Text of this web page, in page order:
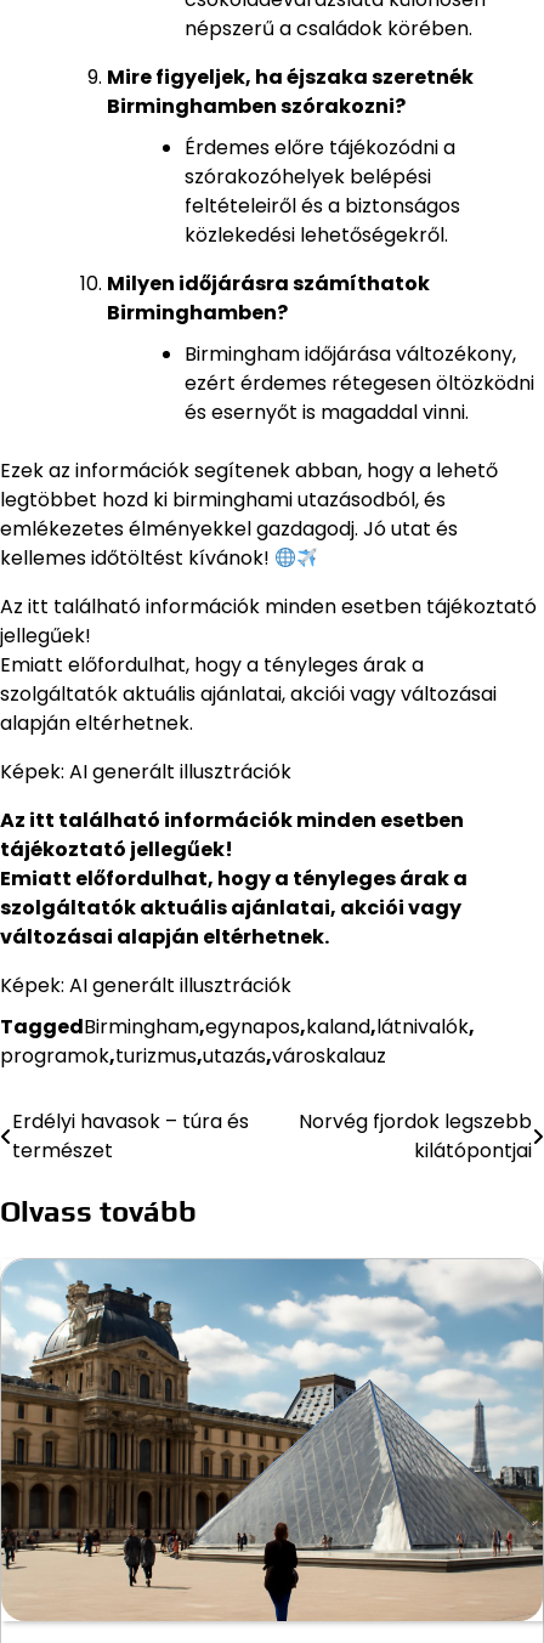
népszerű a családok körében.
Mire figyeljek, ha éjszaka szeretnék
Birminghamben szórakozni?
Érdemes előre tájékozódni a
szórakozóhelyek belépési
feltételeiről és a biztonságos
közlekedési lehetőségekről.
Milyen időjárásra számíthatok
Birminghamben?
Birmingham időjárása változékony,
ezért érdemes rétegesen öltözködni
és esernyőt is magaddal vinni.
Ezek az információk segítenek abban, hogy a lehető
legtöbbet hozd ki birminghami utazásodból, és
emlékezetes élményekkel gazdagodj. Jó utat és
kellemes időtöltést kívánok!
Az itt található információk minden esetben tájékoztató
jellegűek!
Emiatt előfordulhat, hogy a tényleges árak a
szolgáltatók aktuális ajánlatai, akciói vagy változásai
alapján eltérhetnek.
Képek: AI generált illusztrációk
Az itt található információk minden esetben
tájékoztató jellegűek!
Emiatt előfordulhat, hogy a tényleges árak a
szolgáltatók aktuális ajánlatai, akciói vagy
változásai alapján eltérhetnek.
Képek: AI generált illusztrációk
TaggedBirmingham,egynapos,kaland,látnivalók,
programok,turizmus,utazás,városkalauz
Bejegyzés
Erdélyi havasok – túra és
természet
Norvég fjordok legszebb
kilátópontjai
Olvass tovább